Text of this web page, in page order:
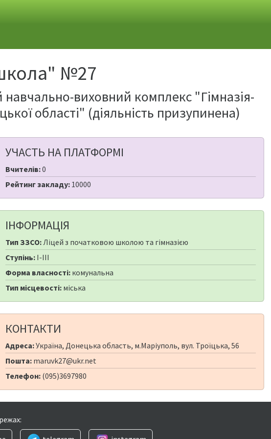
№27
виховний комплекс "Гімназія-
області" (діяльність призупинена)
УЧАСТЬ НА ПЛАТФОРМІ
Вчителів:0
Рейтинг закладу: 10000
ІНФОРМАЦІЯ
Тип ЗЗСО:Ліцей з початковою школою та гімназією
Ступінь: I-III
Форма власності: комунальна
Тип місцевості: міська
КОНТАКТИ
Адреса:Україна, Донецька область, м.Маріуполь, вул. Троїцька, 56
Пошта: maruvk27@ukr.net
Телефон: (095)3697980